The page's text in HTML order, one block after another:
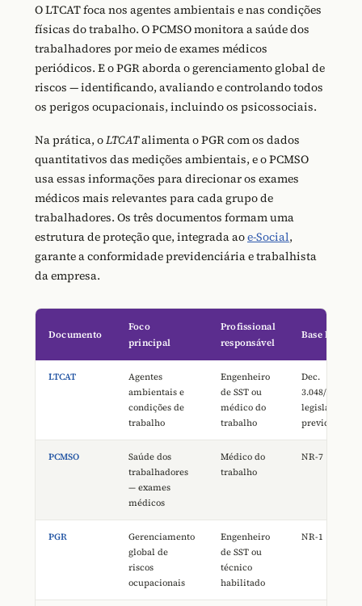
O LTCAT foca nos agentes ambientais e nas condições
físicas do trabalho. O PCMSO monitora a saúde dos
trabalhadores por meio de exames médicos
periódicos. E o PGR aborda o gerenciamento global de
riscos — identificando, avaliando e controlando todos
os perigos ocupacionais, incluindo os psicossociais.
Na prática, oLTCATalimenta o PGR com os dados
quantitativos das medições ambientais, e o PCMSO
usa essas informações para direcionar os exames
médicos mais relevantes para cada grupo de
trabalhadores. Os três documentos formam uma
estrutura de proteção que, integrada aoe-Social,
garante a conformidade previdenciária e trabalhista
da empresa.
Documento
Foco
principal
Profissional
responsável
Base legal
LTCAT
Agentes
ambientais e
condições de
trabalho
Engenheiro
de SST ou
médico do
trabalho
Dec.
3.048/1999 e
legislação
PCMSO
Saúde dos
trabalhadores
— exames
médicos
Médico do
trabalho
NR-7
PGR
Gerenciamento
global de
riscos
ocupacionais
Engenheiro
de SST ou
técnico
habilitado
NR-1